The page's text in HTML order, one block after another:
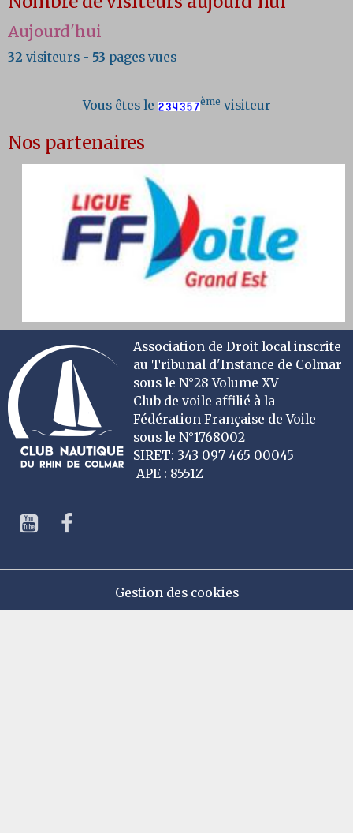
Aujourd'hui
32 visiteurs - 53 pages vues
Vous êtes le ème visiteur
Nos partenaires
Association de Droit local inscrite
au Tribunal d'Instance de Colmar
sous le N°28 Volume XV
Club de voile affilié à la
Fédération Française de Voile
sous le N°1768002
SIRET: 343 097 465 00045
APE : 8551Z
Gestion des cookies